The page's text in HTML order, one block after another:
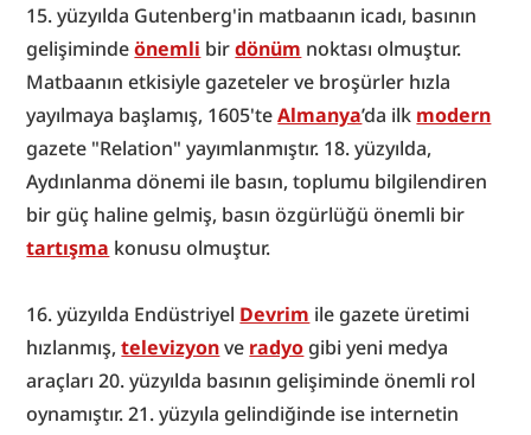
﻿﻿﻿﻿﻿﻿15. yüzyılda Gutenberg'in matbaanın icadı, basının
gelişiminde önemli bir dönüm noktası olmuştur.
Matbaanın etkisiyle gazeteler ve broşürler hızla
yayılmaya başlamış, 1605'te Almanya’da ilk modern
gazete "Relation" yayımlanmıştır. 18. yüzyılda,
Aydınlanma dönemi ile basın, toplumu bilgilendiren
tartışma konusu olmuştur.
16. yüzyılda Endüstriyel Devrim ile gazete üretimi
hızlanmış, televizyon ve radyo gibi yeni medya
araçları 20. yüzyılda basının gelişiminde önemli rol
oynamıştır. 21. yüzyıla gelindiğinde ise internetin